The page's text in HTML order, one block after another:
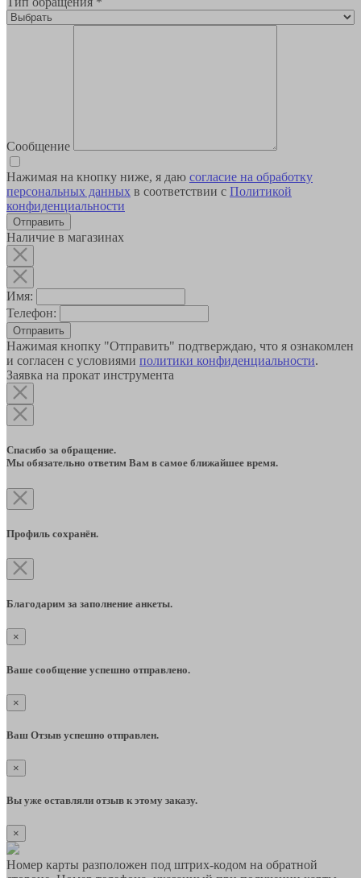
Сообщение
Нажимая на кнопку ниже, я даю согласие на обработку
персональных данных в соответствии с Политикой
конфиденциальности
Наличие в магазинах
Имя:
Телефон:
Отправить
Нажимая кнопку "Отправить" подтверждаю, что я ознакомлен
и согласен с условиями политики конфиденциальности.
Заявка на прокат инструмента
Спасибо за обращение.
Мы обязательно ответим Вам в самое ближайшее время.
Профиль сохранён.
Благодарим за заполнение анкеты.
×
Ваше сообщение успешно отправлено.
×
Ваш Отзыв успешно отправлен.
×
Вы уже оставляли отзыв к этому заказу.
×
Номер карты разположен под штрих-кодом на обратной